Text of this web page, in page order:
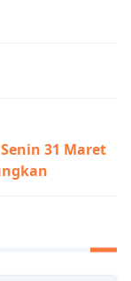
31 Maret